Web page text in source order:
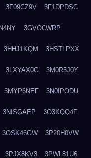
3F09CZ9V 3F1DPDSC
3GVOCWRP
3HHJ1KQM 3HSTLPXX
3LXYAX0G 3M0R5J0Y
3MYP6NEF 3N0IPODU
3NISGAEP 3O3KQQ4F
3OSK46GW 3P20H0VW
3PJX8KV3 3PWL81U6